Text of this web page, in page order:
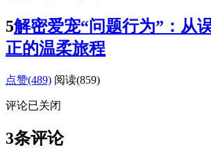
5解密爱宠“问题行为”：从
正的温柔旅程
点赞(489) 阅读(859)
评论已关闭
3条评论